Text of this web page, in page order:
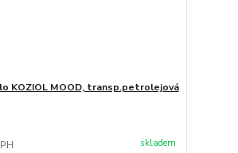
KOZIOL MOOD, transp.petrolejová
skladem